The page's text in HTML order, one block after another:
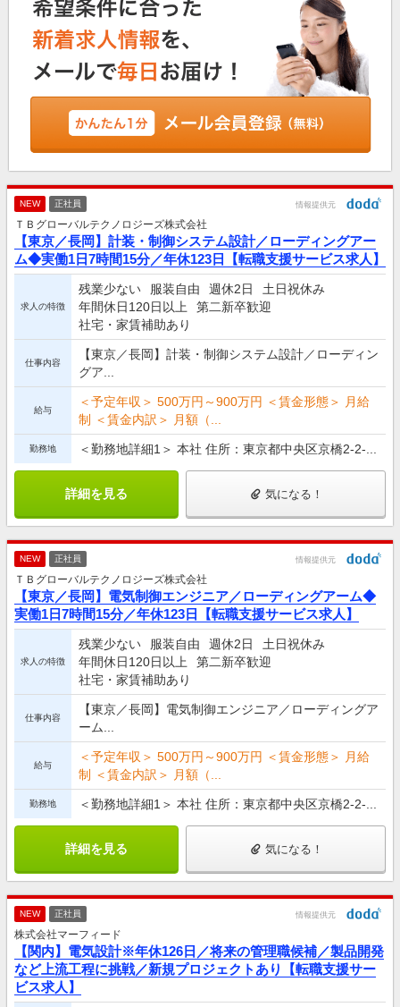
NEW 正社員 情報提供元
ＴＢグローバルテクノロジーズ株式会社
【東京／長岡】計装・制御システム設計／ローディングアー
ム◆実働1日7時間15分／年休123日【転職支援サービス求人】
求人の特徴
残業少ない 服装自由 週休2日
土日祝休み
年間休日120日以上
第二新卒歓迎
社宅・家賃補助あり
仕事内容
【東京／長岡】計装・制御システム設計／ローディン
グア...
給与
＜予定年収＞ 500万円～900万円 ＜賃金形態＞ 月給
制 ＜賃金内訳＞ 月額（...
勤務地 ＜勤務地詳細1＞ 本社 住所：東京都中央区京橋2-2-...
詳細を見る 気になる！
NEW 正社員 情報提供元
ＴＢグローバルテクノロジーズ株式会社
【東京／長岡】電気制御エンジニア／ローディングアーム◆
実働1日7時間15分／年休123日【転職支援サービス求人】
求人の特徴
残業少ない 服装自由 週休2日
土日祝休み
年間休日120日以上
第二新卒歓迎
社宅・家賃補助あり
仕事内容
【東京／長岡】電気制御エンジニア／ローディングア
ーム...
給与
＜予定年収＞ 500万円～900万円 ＜賃金形態＞ 月給
制 ＜賃金内訳＞ 月額（...
勤務地 ＜勤務地詳細1＞ 本社 住所：東京都中央区京橋2-2-...
詳細を見る 気になる！
NEW 正社員 情報提供元
株式会社マーフィード
【関内】電気設計※年休126日／将来の管理職候補／製品開発
など上流工程に挑戦／新規プロジェクトあり【転職支援サー
ビス求人】